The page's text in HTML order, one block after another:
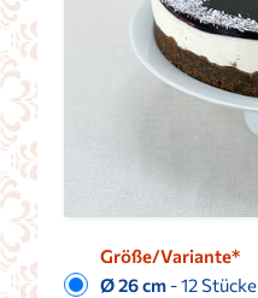
Größe/Variante*
Ø 26 cm- 12 Stücke